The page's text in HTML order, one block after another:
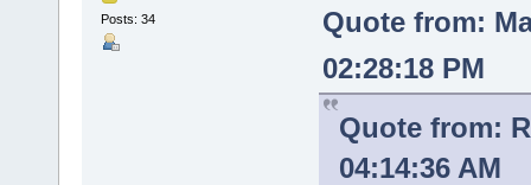
Posts: 34
Quote from:
02:28:18 PM
Quote from:
04:14:36 AM